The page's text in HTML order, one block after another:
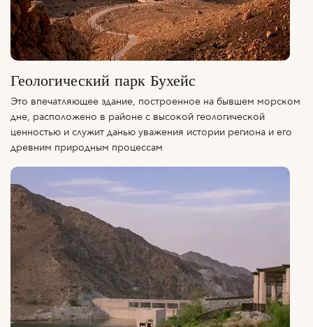
Геологический парк Бухейс
Это впечатляющее здание, построенное на бывшем морском
дне, расположено в районе с высокой геологической
ценностью и служит данью уважения истории региона и его
древним природным процессам